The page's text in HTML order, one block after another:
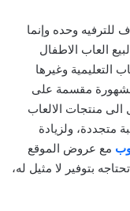
للترفيه وحده وإنما
العاب الاطفال
التعليمية وغيرها
مقسمة على
منتجات الالعاب
من الموقع التي تزيد عن 6000 لعبة متجددة، ولزيادة
مع عروض الموقع
بتوفير لا مثيل له،